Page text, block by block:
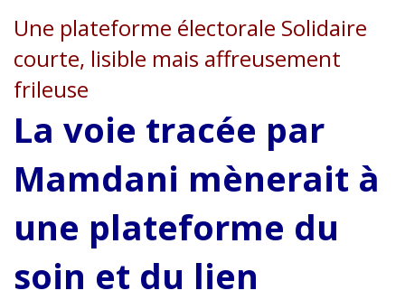
Une plateforme électorale Solidaire
courte, lisible mais affreusement
frileuse
La voie tracée par
Mamdani mènerait à
une plateforme du
soin et du lien